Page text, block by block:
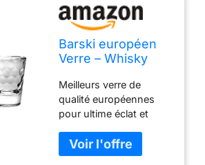
Barski européen
Verre – Whisky
Artistiquement
conçu – 2.6 G – Lot
de 6 – fabriqué en
Europe
Meilleurs verre de
qualité européennes
pour ultime éclat et
conçus pour
coordonner